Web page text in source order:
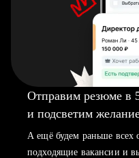
Отправим резюме в
и подсветим
А ещё будем раньше всех
подходящие вакансии и